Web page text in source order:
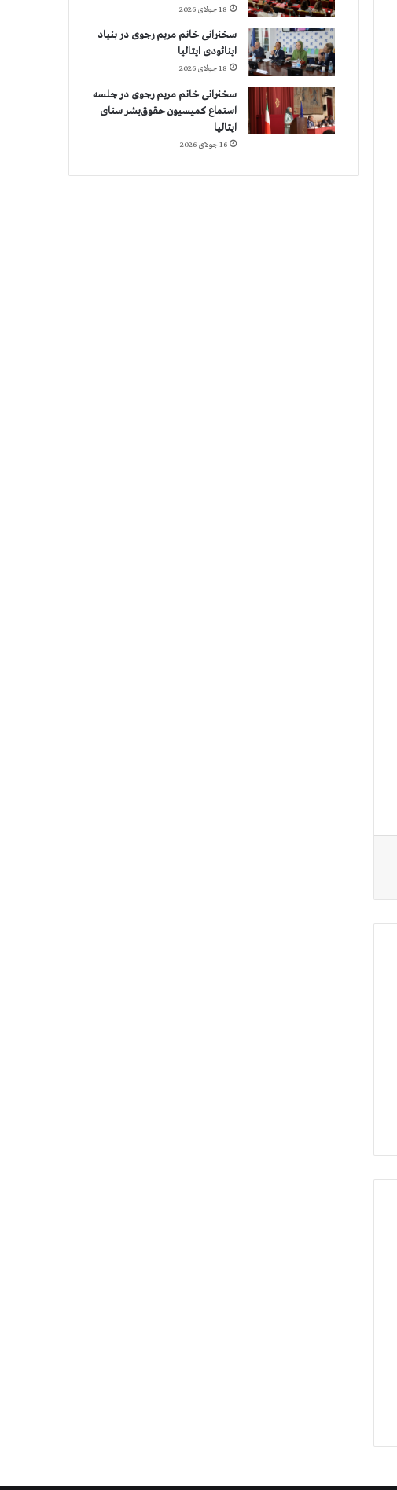
18 جولای 2026
سخنرانی خانم مریم رجوی در بنیاد
اینائودی ایتالیا
18 جولای 2026
سخنرانی خانم مریم رجوی در جلسه
استماع کمیسیون حقوق‌بشر سنای
ایتالیا
16 جولای 2026